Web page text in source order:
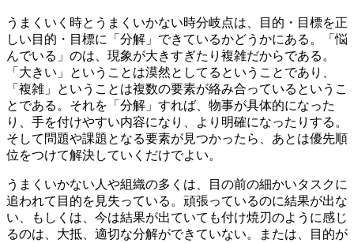
うまくいく時とうまくいかない時分岐点は、目的・目標を正
しい目的・目標に「分解」できているかどうかにある。「悩
んでいる」のは、現象が大きすぎたり複雑だからである。
「大きい」ということは漠然としてるということであり、
「複雑」ということは複数の要素が絡み合っているというこ
とである。それを「分解」すれば、物事が具体的になった
り、手を付けやすい内容になり、より明確になったりする。
そして問題や課題となる要素が見つかったら、あとは優先順
位をつけて解決していくだけでよい。
うまくいかない人や組織の多くは、目の前の細かいタスクに
追われて目的を見失っている。頑張っているのに結果が出な
い、もしくは、今は結果が出ていても付け焼刃のように感じ
るのは、大抵、適切な分解ができていない。または、目的が